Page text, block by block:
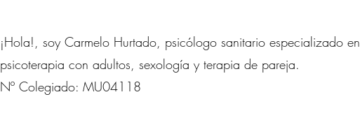
¡Hola!, soy Carmelo Hurtado, psicólogo sanitario especializado en
psicoterapia con adultos, sexología y terapia de pareja.
Nº Colegiado: MU04118